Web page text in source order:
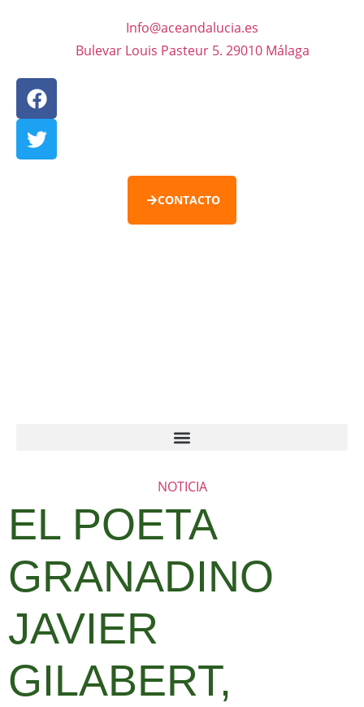
Info@aceandalucia.es
Bulevar Louis Pasteur 5. 29010 Málaga
CONTACTO
NOTICIA
EL POETA
GRANADINO
JAVIER
GILABERT,